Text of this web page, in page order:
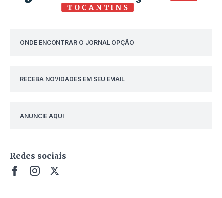
ONDE ENCONTRAR O JORNAL OPÇÃO
RECEBA NOVIDADES EM SEU EMAIL
ANUNCIE AQUI
Redes sociais